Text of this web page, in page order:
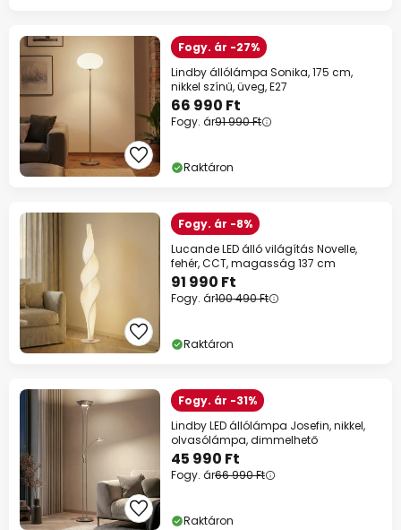
Fogy. ár -27%
Lindby állólámpa Sonika, 175 cm,
nikkel színű, üveg, E27
66 990 Ft
Fogy. ár91 990 Ft
Raktáron
Fogy. ár -8%
Lucande LED álló világítás Novelle,
fehér, CCT, magasság 137 cm
91 990 Ft
Fogy. ár100 490 Ft
Raktáron
Fogy. ár -31%
Lindby LED állólámpa Josefin, nikkel,
olvasólámpa, dimmelhető
45 990 Ft
Fogy. ár66 990 Ft
Raktáron